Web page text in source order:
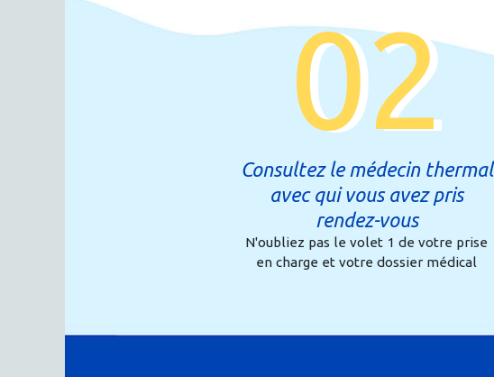
02
Consultez le médecin thermal
avec qui vous avez pris
rendez-vous
N'oubliez pas le volet 1 de votre prise
en charge et votre dossier médical